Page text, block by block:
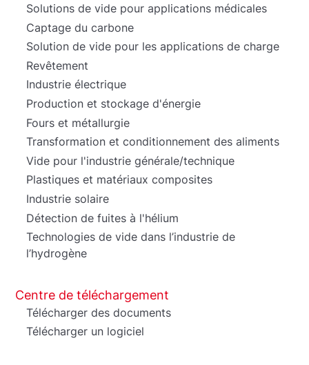
Solutions de vide pour applications médicales
Captage du carbone
Solution de vide pour les applications de charge
Revêtement
Industrie électrique
Production et stockage d'énergie
Fours et métallurgie
Transformation et conditionnement des aliments
Vide pour l'industrie générale/technique
Plastiques et matériaux composites
Industrie solaire
Détection de fuites à l'hélium
Technologies de vide dans l’industrie de
l’hydrogène
Centre de téléchargement
Télécharger des documents
Télécharger un logiciel